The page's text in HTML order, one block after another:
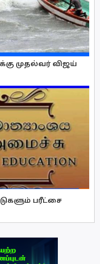
முதல்வர் விஜய்
பரீட்சை